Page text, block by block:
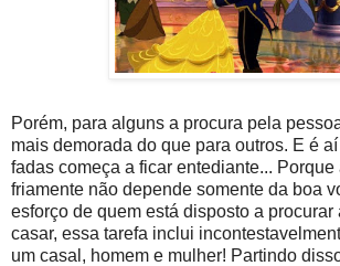
Porém, para alguns a procura pela
mais demorada do que para outros. E é
fadas começa a ficar entediante...
friamente não depende somente da boa
esforço de quem está disposto a procurar
casar, essa tarefa inclui
um casal, homem e mulher! Partindo